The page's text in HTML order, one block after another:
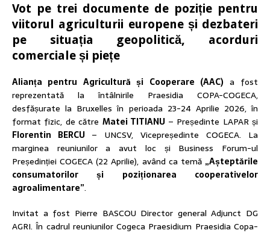
Vot pe trei documente de poziție pentru
viitorul agriculturii europene și dezbateri
pe situația geopolitică, acorduri
comerciale și piețe
Alianța pentru Agricultură și Cooperare (AAC) a fost
reprezentată la întâlnirile Praesidia COPA-COGECA,
desfășurate la Bruxelles în perioada 23-24 Aprilie 2026, în
format fizic, de către Matei TITIANU – Președinte LAPAR și
Florentin BERCU – UNCSV, Vicepreședinte COGECA. La
marginea reuniunilor a avut loc și Business Forum-ul
Președinției COGECA (22 Aprilie), având ca temă „Așteptările
consumatorilor și poziționarea cooperativelor
agroalimentare”.
Invitat a fost Pierre BASCOU Director general Adjunct DG
AGRI. În cadrul reuniunilor Cogeca Praesidium Praesidia Copa-